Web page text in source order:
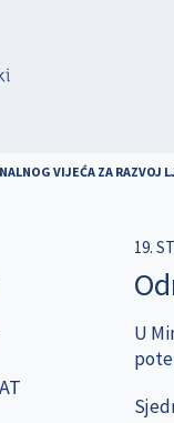
VIJEĆA ZA RAZVOJ
19.
U